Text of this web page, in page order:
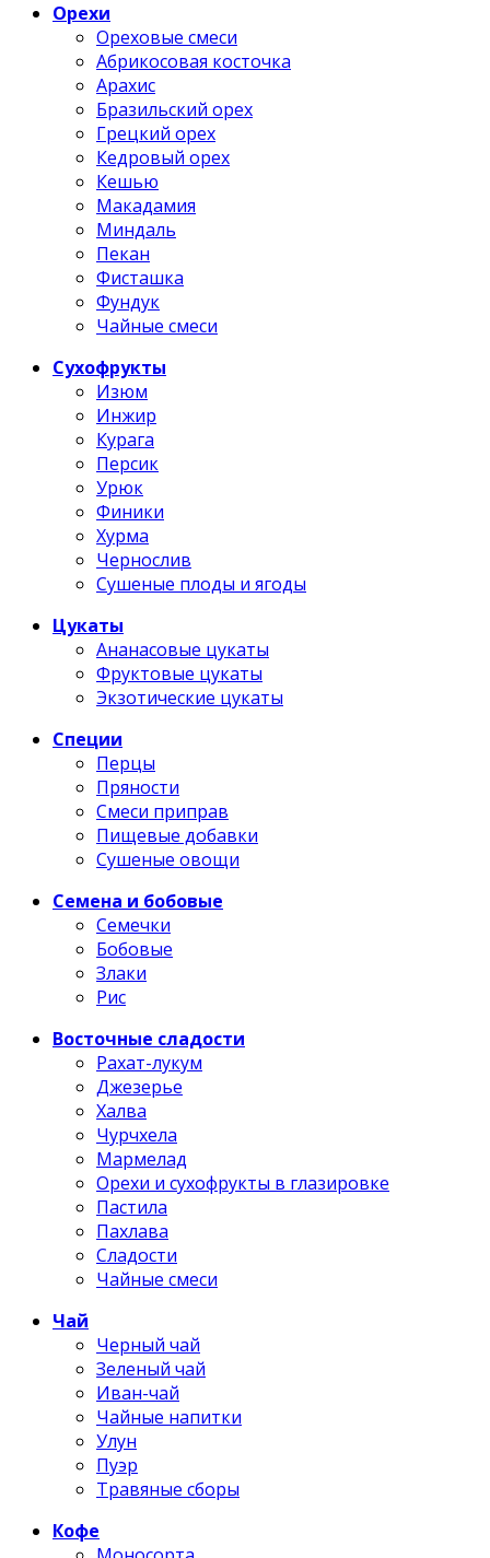
Орехи
Ореховые смеси
Абрикосовая косточка
Арахис
Бразильский орех
Грецкий орех
Кедровый орех
Кешью
Макадамия
Миндаль
Пекан
Фисташка
Фундук
Чайные смеси
Сухофрукты
Изюм
Инжир
Курага
Персик
Урюк
Финики
Хурма
Чернослив
Сушеные плоды и ягоды
Цукаты
Ананасовые цукаты
Фруктовые цукаты
Экзотические цукаты
Специи
Перцы
Пряности
Смеси приправ
Пищевые добавки
Сушеные овощи
Семена и бобовые
Семечки
Бобовые
Злаки
Рис
Восточные сладости
Рахат-лукум
Джезерье
Халва
Чурчхела
Мармелад
Орехи и сухофрукты в глазировке
Пастила
Пахлава
Сладости
Чайные смеси
Чай
Черный чай
Зеленый чай
Иван-чай
Чайные напитки
Улун
Пуэр
Травяные сборы
Кофе